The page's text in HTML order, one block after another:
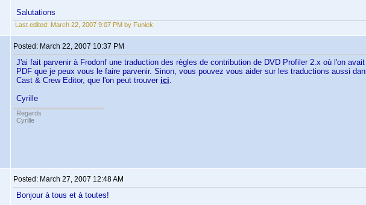
Salutations
Last edited: March 22, 2007 9:07 PM by Funick
Posted: March 22, 2007 10:37 PM
J'ai fait parvenir à Frodonf une traduction des règles de contribution de DVD Profiler 2.x où l'on
PDF que je peux vous le faire parvenir. Sinon, vous pouvez vous aider sur les traductions aussi
Cast & Crew Editor, que l'on peut trouver ici.
Cyrille
Regards
Cyrille
Posted: March 27, 2007 12:48 AM
Bonjour à tous et à toutes!